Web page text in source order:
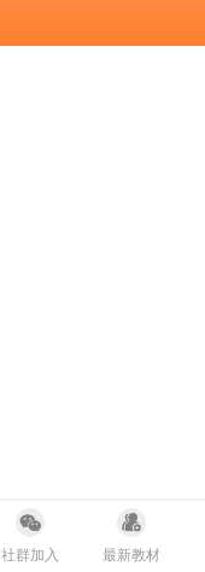
社群加入
最新教材